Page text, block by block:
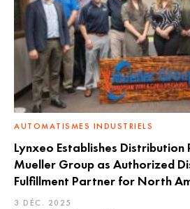
AUTOMATISMES INDUSTRIELS
Lynxeo Establishes
Mueller Group as Authorized
Fulfillment Partner for North
3 DÉC. 2025